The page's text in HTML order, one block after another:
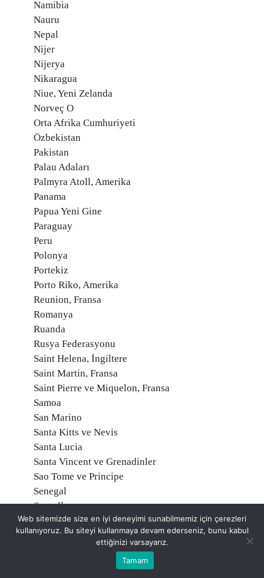
Namibia
Nauru
Nepal
Nijer
Nijerya
Nikaragua
Niue, Yeni Zelanda
Norveç O
Orta Afrika Cumhuriyeti
Özbekistan
Pakistan
Palau Adaları
Palmyra Atoll, Amerika
Panama
Papua Yeni Gine
Paraguay
Peru
Polonya
Portekiz
Porto Riko, Amerika
Reunion, Fransa
Romanya
Ruanda
Rusya Federasyonu
Saint Helena, İngiltere
Saint Martin, Fransa
Saint Pierre ve Miquelon, Fransa
Samoa
San Marino
Santa Kitts ve Nevis
Santa Lucia
Santa Vincent ve Grenadinler
Sao Tome ve Principe
Senegal
Seyşeller
Sırbistan
Sierra Leone
Web sitemizde size en iyi deneyimi sunabilmemiz için çerezleri
kullanıyoruz. Bu siteyi kullanmaya devam ederseniz, bunu kabul
ettiğinizi varsayarız.
Tamam